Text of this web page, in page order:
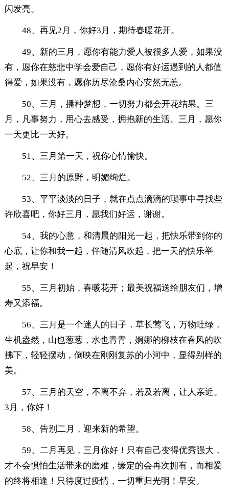
闪发亮。
48、再见2月，你好3月，期待春暖花开。
49、新的三月，愿你有能力爱人被很多人爱，如果没
有，愿你在慈悲中学会爱自己，愿你有好运遇到的人都值
得爱，如果没有，愿你历尽沧桑内心安然无恙。
50、三月，播种梦想，一切努力都会开花结果。三
月，凡事努力，用心去感受，拥抱新的生活。三月，愿你
一天更比一天好。
51、三月第一天，祝你心情愉快。
52、三月的原野，明媚绚烂。
53、平平淡淡的日子，就在点点滴滴的琐事中寻找些
许欣喜吧，你好三月，愿我们好运，谢谢。
54、我的心意，和清晨的阳光一起，把快乐带到你的
心底，让你和我一起，伴随清风吹起，把一天的快乐举
起，祝早安！
55、三月初始，春暖花开；最美祝福送给朋友们，增
寿又添福。
56、三月是一个迷人的日子，草长莺飞，万物吐绿，
生机盎然，山也葱葱，水也青青，婀娜的柳枝在春风的吹
拂下，轻轻摆动，倒映在刚刚复苏的小河中，显得别样的
美。
57、三月的天空，不离不弃，若及若离，让人亲近。
3月，你好！
58、告别二月，迎来新的希望。
59、二月再见，三月你好！只有自己变得优秀强大，
才不会惧怕生活带来的磨难，缘定的会再次拥有，而相爱
的终将相逢！只待度过疫情，一切重归光明！早安。